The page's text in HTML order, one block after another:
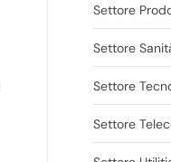
Settore
Settore
Settore
Settore